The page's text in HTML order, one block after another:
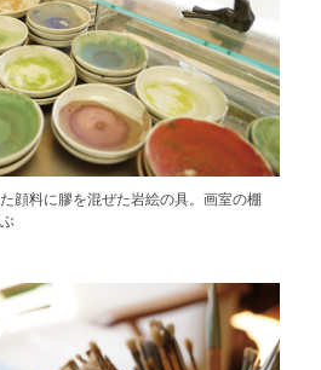
顔料に膠を混ぜた岩絵の具。画室の棚